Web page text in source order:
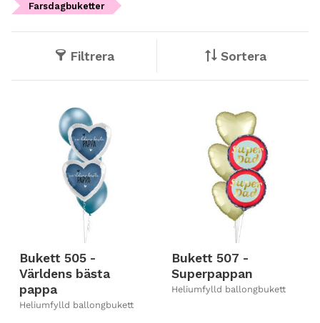
Farsdagbuketter
Filtrera Sortera
Bukett 505 -
Världens bästa
pappa
Heliumfylld ballongbukett
Bukett 507 -
Superpappan
Heliumfylld ballongbukett